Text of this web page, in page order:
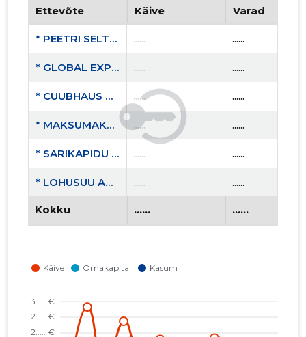
Ettevõte Käive Varad
* PEETRI SELTS MTÜ ...... ......
* GLOBAL EXPORT OÜ ...... ......
* CUUBHAUS OÜ ...... ......
* MAKSUMAKSJA OÜ ...... ......
* SARIKAPIDU OÜ ...... ......
* LOHUSUU ARENDUS MTÜ ...... ......
* HANKED OÜ ...... ......
Kokku ...... ......